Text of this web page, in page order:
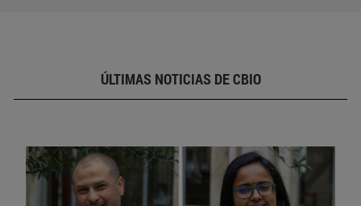
ÚLTIMAS NOTICIAS DE CBIO